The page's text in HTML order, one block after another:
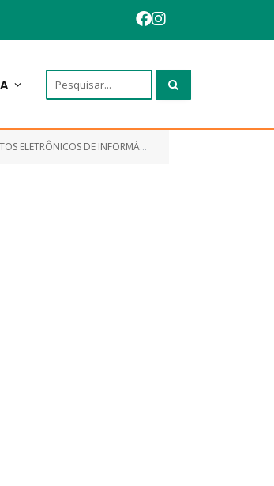
SUPRIMENTOS, PEÇAS E OU COMPONENTES)